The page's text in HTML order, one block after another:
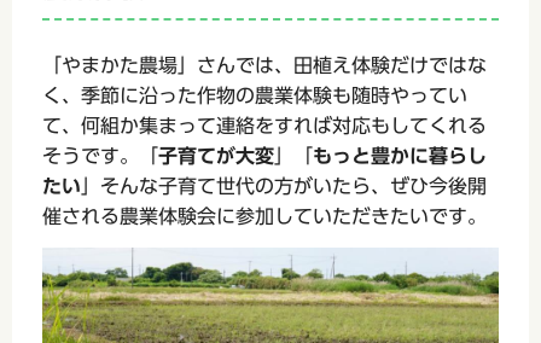
「やまかた農場」さんでは、田植え体験だけではな
く、季節に沿った作物の農業体験も随時やってい
て、何組か集まって連絡をすれば対応もしてくれる
そうです。「 子育てが大変
もっと豊かに暮らし
たい 」そんな子育て世代の方がいたら、ぜひ今後開
催される農業体験会に参加していただきたいです。